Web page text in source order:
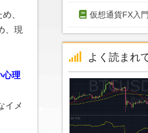
、
、現
心理
イメ
仮想通貨FX入
よく読まれ